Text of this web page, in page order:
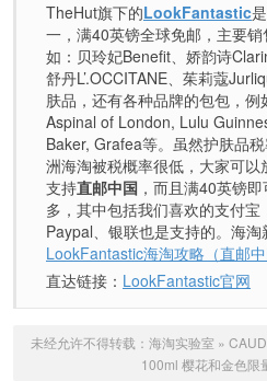
TheHut旗下的LookFantastic
一，满40英镑全球免邮，主要
如：贝玲妃Benefit、娇韵诗
舒丹L’.OCCITANE、茱莉蔻
肤品，还有各种品牌的包包，
Aspinal of London, Lulu
Baker, Grafea等。虽然护肤品
洲海淘被税概率很低，大家可
支持直邮中国 ，而且满40英镑即
多，其中包括我们喜欢的支付宝
Paypal、银联也是支持的。海淘
LookFantastic海淘攻略（直邮中
直达链接： LookFantastic官网
未经允许不得转载： 海淘实验室 »
100ml 樱花和金色限